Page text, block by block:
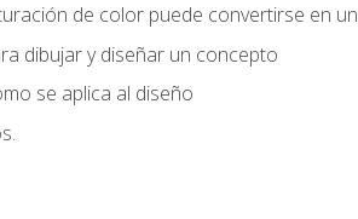
de color puede convertirse en
dibujar y diseñar un concepto
se aplica al diseño